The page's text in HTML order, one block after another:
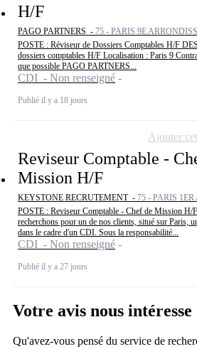
H/F
PAGO PARTNERS - 75 - PARIS 9E
POSTE : Réviseur de Dossiers Comptables H/F
dossiers comptables H/F Localisation : Paris 9
que possible PAGO PARTNERS...
CDI - Non renseigné
Publié il y a 18 jours
Reviseur Comptable -
Mission H/F
KEYSTONE RECRUTEMENT - 75 - PARIS
POSTE : Reviseur Comptable - Chef de Mission
recherchons pour un de nos clients, situé sur Paris,
dans le cadre d'un CDI. Sous la responsabilité...
CDI - Non renseigné
Publié il y a 27 jours
Ajouter
Votre avis nous intéresse
Qu'avez-vous pensé du service de